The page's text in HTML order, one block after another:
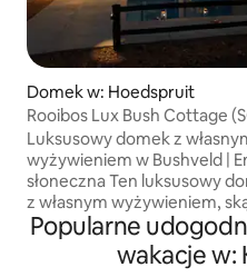
Domek w: Hoedspruit
Rooibos Lux Bush Cottage
Hoedspruit Kruger
Luksusowy domek z
wyżywieniem w Bushveld |
słoneczna Ten luksusowy domek
z własnym wyżywieniem,
w ciepłym blasku
popołudniowego słońca,
na prywatny basen i
Popularne
wakacje w: